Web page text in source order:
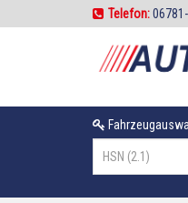
Telefon: